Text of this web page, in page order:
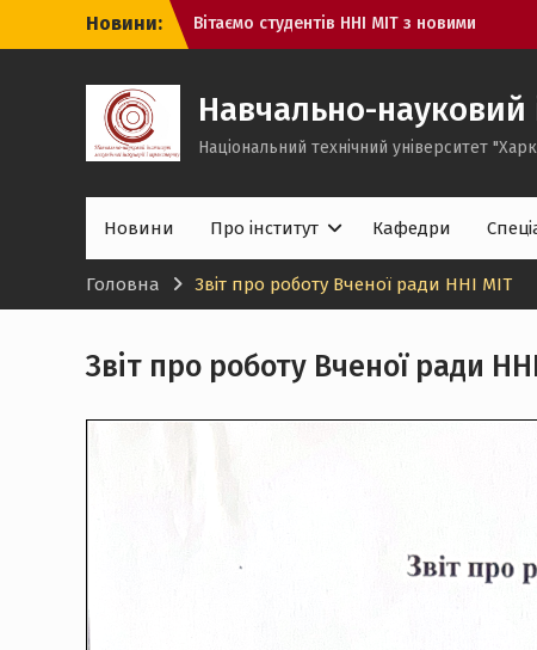
Новини:
Вітаємо студентів ННІ МІТ з новими
здобутками!
Навчально-науковий
Національний технічний університет
Новини Про інститут Кафедри
Головна Звіт про роботу Вченої ради ННІ МІТ
Звіт про роботу Вченої ради